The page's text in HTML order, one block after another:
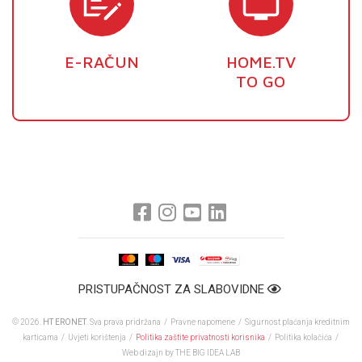
E-RAČUN
HOME.TV
TO GO
PRISTUPAČNOST ZA SLABOVIDNE
© 2026. HT ERONET . Sva prava pridržana / Pravne napomene / Sigurnost plaćanja kreditnim
karticama / Uvjeti korištenja / Politika zaštite privatnosti korisnika / Politika kolačića /
Web dizajn by THE BIG IDEA LAB